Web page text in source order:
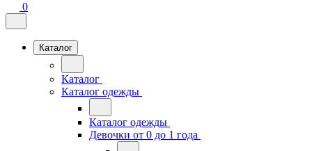
0
Каталог
Каталог
Каталог одежды
Каталог одежды
Девочки от 0 до 1 года